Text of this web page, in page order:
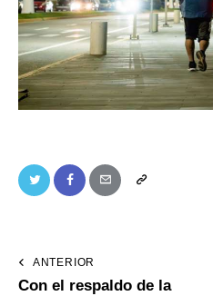
ANTERIOR
Con el respaldo de la